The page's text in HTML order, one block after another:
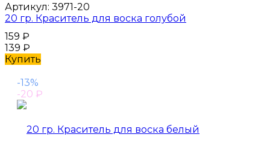
Артикул: 3971-20
20 гр. Краситель для воска голубой
159 ₽
139 ₽
Купить
-13%
-20 ₽